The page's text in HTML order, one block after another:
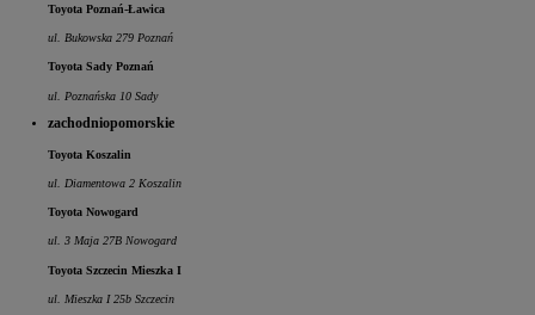
Toyota Poznań-Ławica
ul. Bukowska 279 Poznań
Toyota Sady Poznań
ul. Poznańska 10 Sady
zachodniopomorskie
Toyota Koszalin
ul. Diamentowa 2 Koszalin
Toyota Nowogard
ul. 3 Maja 27B Nowogard
Toyota Szczecin Mieszka I
ul. Mieszka I 25b Szczecin